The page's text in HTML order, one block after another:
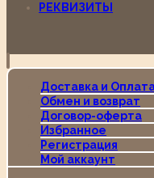
РЕКВИЗИТЫ
Доставка и
Обмен и возврат
Договор-оферта
Избранное
Регистрация
Мой аккаунт